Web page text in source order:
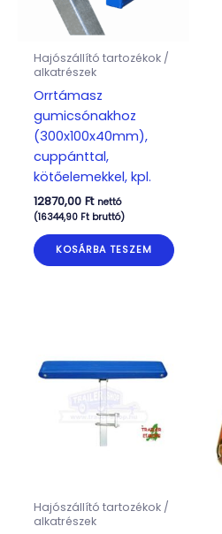
Hajószállító tartozékok /
alkatrészek
Orrtámasz
gumicsónakhoz
(300x100x40mm),
cuppánttal,
kötőelemekkel, kpl.
12870,00 Ft nettó
(16344,90 Ftbruttó)
KOSÁRBA TESZEM
Hajószállító tartozékok /
alkatrészek